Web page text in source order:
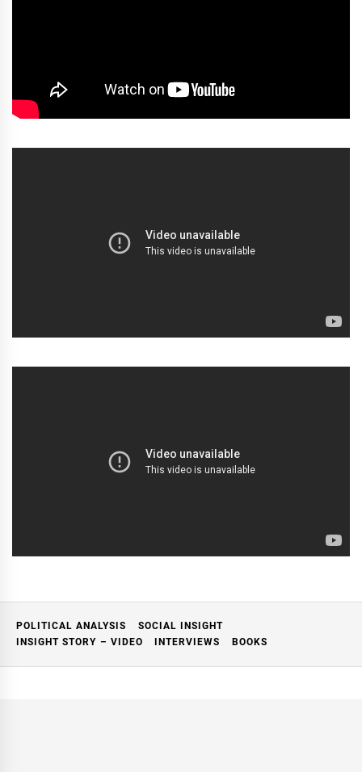
POLITICAL ANALYSIS
SOCIAL INSIGHT
INSIGHT STORY – VIDEO
INTERVIEWS BOOKS